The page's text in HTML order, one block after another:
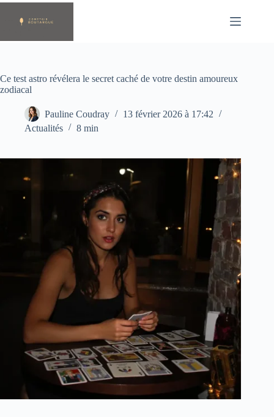
Passer
contenu
Ce test astro révélera le secret caché de votre destin amoureux
zodiacal
Pauline Coudray
13 février 2026 à 17:42
Actualités
8 min